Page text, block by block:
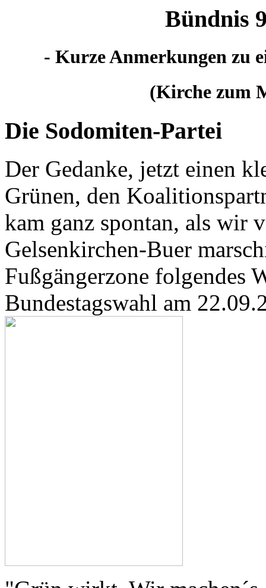
Bündnis
- Kurze Anmerkungen zu
(Kirche zum
Die Sodomiten-Partei
Der Gedanke, jetzt einen
Grünen, den
kam ganz spontan, als wir
Gelsenkirchen-Buer
Fußgängerzone folgendes
Bundestagswahl am